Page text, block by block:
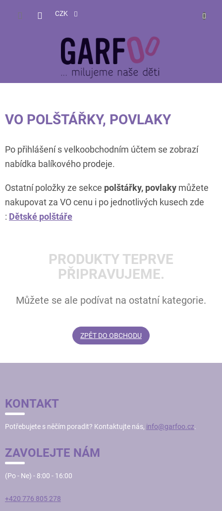
CZK
VO POLŠTÁŘKY, POVLAKY
Po přihlášení s velkoobchodním účtem se zobrazí
nabídka balíkového prodeje.
Ostatní položky ze sekce polštářky, povlaky můžete
nakupovat za VO cenu i po jednotlivých kusech zde
: Dětské polštáře
PRODUKTY TEPRVE
PŘIPRAVUJEME.
Můžete se ale podívat na ostatní kategorie.
ZPĚT DO OBCHODU
A
T
KONTAKT
Potřebujete s něčím poradit? Kontaktujte nás, info@garfoo.cz.
ZAVOLEJTE NÁM
(Po - Ne) - 8:00 - 16:00
+420 776 805 278